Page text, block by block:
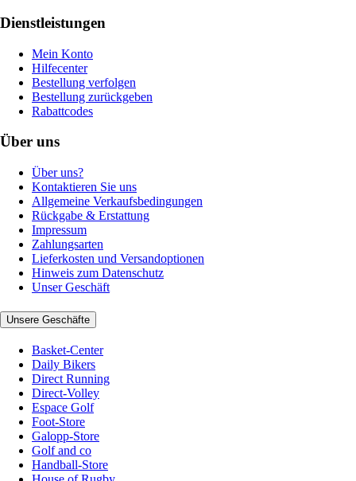
Dienstleistungen
Mein Konto
Hilfecenter
Bestellung verfolgen
Bestellung zurückgeben
Rabattcodes
Über uns
Über uns?
Kontaktieren Sie uns
Allgemeine Verkaufsbedingungen
Rückgabe & Erstattung
Impressum
Zahlungsarten
Lieferkosten und Versandoptionen
Hinweis zum Datenschutz
Unser Geschäft
Unsere Geschäfte
Basket-Center
Daily Bikers
Direct Running
Direct-Volley
Espace Golf
Foot-Store
Galopp-Store
Golf and co
Handball-Store